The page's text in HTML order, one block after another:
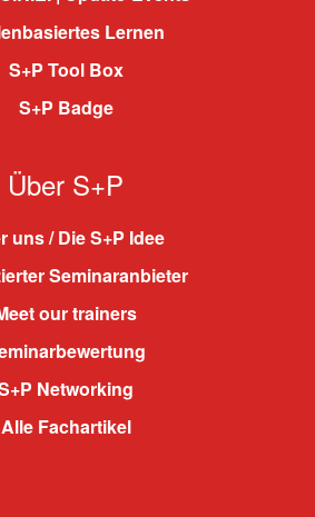
Lernen
S+P Tool Box
S+P Badge
Über S+P
uns / Die S+P Idee
Seminaranbieter
our trainers
Networking
Alle Fachartikel